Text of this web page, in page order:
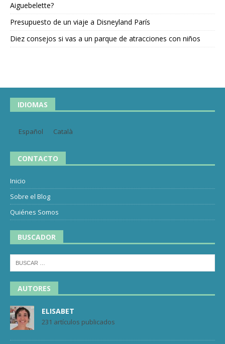
Aiguebelette?
Presupuesto de un viaje a Disneyland París
Diez consejos si vas a un parque de atracciones con niños
IDIOMAS
Español Català
CONTACTO
Inicio
Sobre el Blog
Quiénes Somos
BUSCADOR
AUTORES
ELISABET
231 artículos publicados